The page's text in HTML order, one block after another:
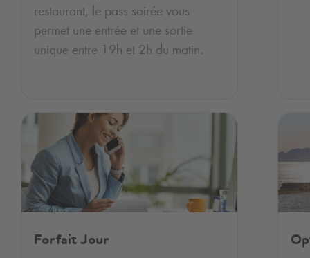
restaurant, le pass soirée vous
permet une entrée et une sortie
unique entre 19h et 2h du matin.
Forfait Jour